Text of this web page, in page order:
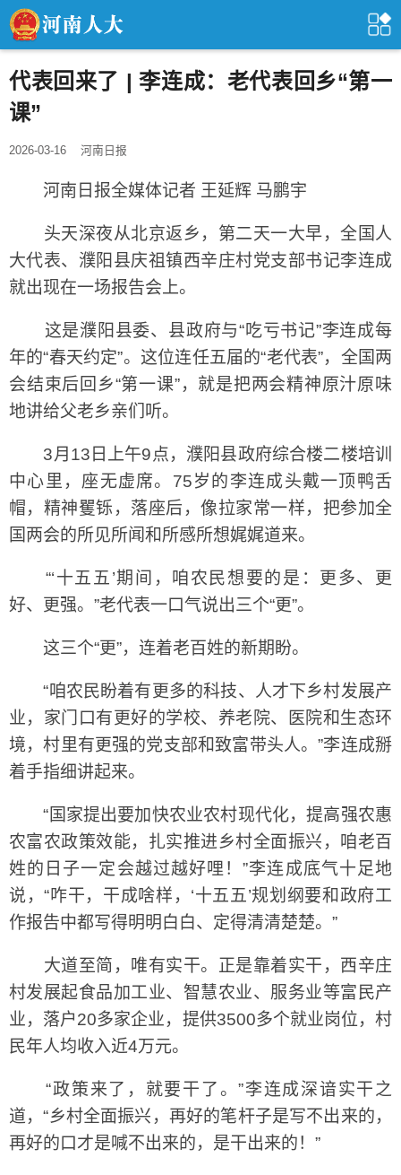
代表回来了 | 李连成：老代表回乡“第一
课”
2026-03-16 河南日报
河南日报全媒体记者 王延辉 马鹏宇
头天深夜从北京返乡，第二天一大早，全国人
大代表、濮阳县庆祖镇西辛庄村党支部书记李连成
就出现在一场报告会上。
这是濮阳县委、县政府与“吃亏书记”李连成每
年的“春天约定”。这位连任五届的“老代表”，全国两
会结束后回乡“第一课”，就是把两会精神原汁原味
地讲给父老乡亲们听。
3月13日上午9点，濮阳县政府综合楼二楼培训
中心里，座无虚席。75岁的李连成头戴一顶鸭舌
帽，精神矍铄，落座后，像拉家常一样，把参加全
国两会的所见所闻和所感所想娓娓道来。
“‘十五五’期间，咱农民想要的是：更多、更
好、更强。”老代表一口气说出三个“更”。
这三个“更”，连着老百姓的新期盼。
“咱农民盼着有更多的科技、人才下乡村发展产
业，家门口有更好的学校、养老院、医院和生态环
境，村里有更强的党支部和致富带头人。”李连成掰
着手指细讲起来。
“国家提出要加快农业农村现代化，提高强农惠
农富农政策效能，扎实推进乡村全面振兴，咱老百
姓的日子一定会越过越好哩！”李连成底气十足地
说，“咋干，干成啥样，‘十五五’规划纲要和政府工
作报告中都写得明明白白、定得清清楚楚。”
大道至简，唯有实干。正是靠着实干，西辛庄
村发展起食品加工业、智慧农业、服务业等富民产
业，落户20多家企业，提供3500多个就业岗位，村
民年人均收入近4万元。
“政策来了，就要干了。”李连成深谙实干之
道，“乡村全面振兴，再好的笔杆子是写不出来的，
再好的口才是喊不出来的，是干出来的！”